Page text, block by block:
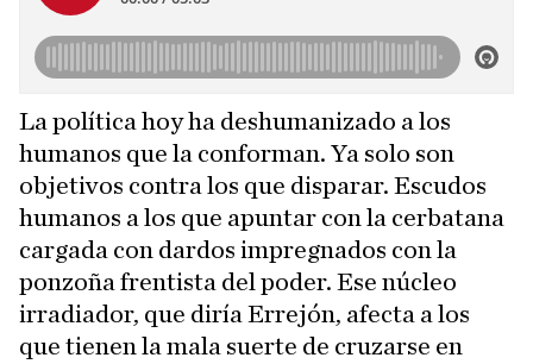
La política hoy ha deshumanizado a los
humanos que la conforman. Ya solo son
objetivos contra los que disparar. Escudos
humanos a los que apuntar con la cerbatana
cargada con dardos impregnados con la
ponzoña frentista del poder. Ese núcleo
irradiador, que diría Errejón, afecta a los
que tienen la mala suerte de cruzarse en